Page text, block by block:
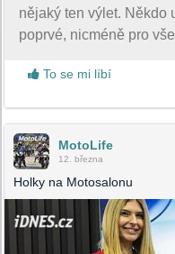
nějaký ten výlet. Někdo
poprvé, nicméně pro
To se mi líbí
MotoLife
12. března
Holky na Motosalonu